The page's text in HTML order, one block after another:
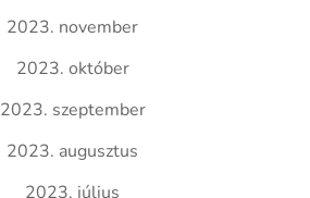
2023. november
2023. október
2023. szeptember
2023. augusztus
2023. július